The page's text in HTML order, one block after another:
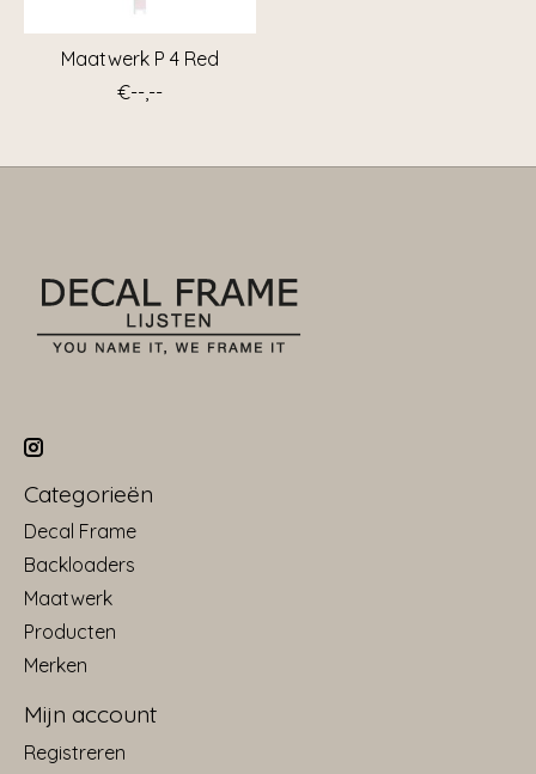
Maatwerk P 4 Red
€--,--
Categorieën
Decal Frame
Backloaders
Maatwerk
Producten
Merken
Mijn account
Registreren